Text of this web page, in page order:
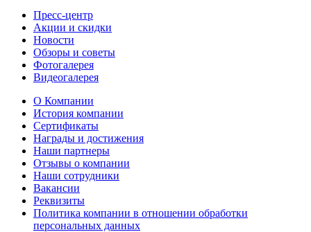
Пресс-центр
Акции и скидки
Новости
Обзоры и советы
Фотогалерея
Видеогалерея
О Компании
История компании
Сертификаты
Награды и достижения
Наши партнеры
Отзывы о компании
Наши сотрудники
Вакансии
Реквизиты
Политика компании в отношении обработки
персональных данных